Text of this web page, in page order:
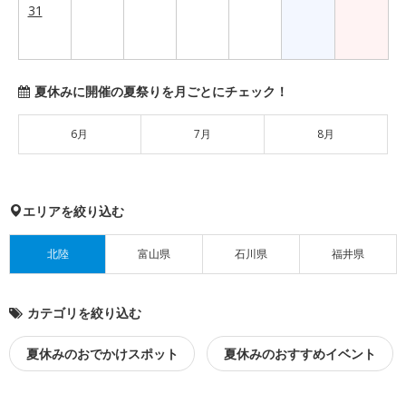
31
夏休みに開催の夏祭りを月ごとにチェック！
6月 7月 8月
エリアを絞り込む
北陸 富山県 石川県 福井県
カテゴリを絞り込む
夏休みのおでかけスポット 夏休みのおすすめイベント